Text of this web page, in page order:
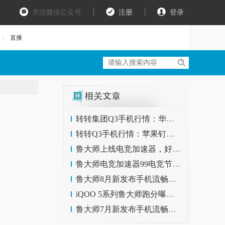
关注微信公众号 注册 登录
直播
转转集团Q3手机行情：华为P40 Pro最保值，iPhone跌出前五
转转Q3手机行情：苹果钉子户换机 华为领涨
鲁大师上线电竞加速器，好友够多就能无限“白嫖”！
鲁大师电竞加速器99电竞节9.9小时兑换码教程
鲁大师8月新发布手机流畅榜：小米 vs 三星，谁打赢了？
iQOO 5系列鲁大师跑分曝光，最高支持120W快充！
鲁大师7月新发布手机流畅榜：最流畅游戏手机是它！